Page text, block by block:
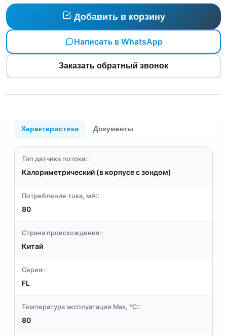
Добавить в корзину
Написать в WhatsApp
Заказать обратный звонок
Характеристики Документы
Тип датчика потока::
Калориметрический (в корпусе с зондом)
Потребление тока, мА::
80
Страна происхождения::
Китай
Серия::
FL
Температура эксплуатации Max, °C::
80